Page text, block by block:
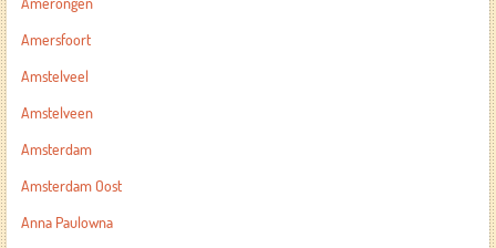
Amersfoort
Amstelveel
Amstelveen
Amsterdam
Amsterdam Oost
Anna Paulowna